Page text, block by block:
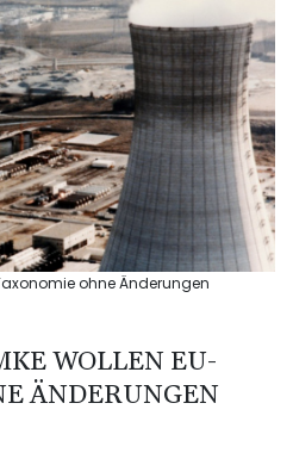
ohne Änderungen
WOLLEN EU-
ÄNDERUNGEN